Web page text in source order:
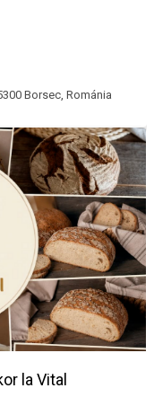
Borsec, Románia
la Vital